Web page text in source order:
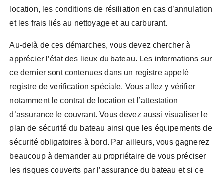
location, les conditions de résiliation en cas d’annulation
et les frais liés au nettoyage et au carburant.
Au-delà de ces démarches, vous devez chercher à
apprécier l’état des lieux du bateau. Les informations sur
ce dernier sont contenues dans un registre appelé
registre de vérification spéciale. Vous allez y vérifier
notamment le contrat de location et l’attestation
d’assurance le couvrant. Vous devez aussi visualiser le
plan de sécurité du bateau ainsi que les équipements de
sécurité obligatoires à bord. Par ailleurs, vous gagnerez
beaucoup à demander au propriétaire de vous préciser
les risques couverts par l’assurance du bateau et si ce